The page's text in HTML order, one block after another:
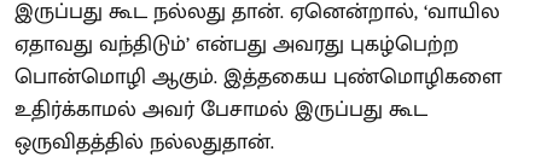
இருப்பது கூட நல்லது தான். ஏனென்றால், ‘வாயில
ஏதாவது வந்திடும்’ என்பது அவரது புகழ்பெற்ற
பொன்மொழி ஆகும். இத்தகைய புண்மொழிகளை
உதிர்க்காமல் அவர் பேசாமல் இருப்பது கூட
ஒருவிதத்தில் நல்லதுதான்.